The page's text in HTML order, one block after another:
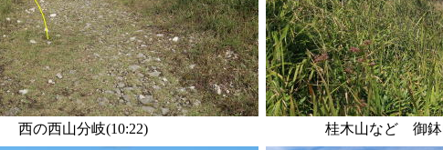
西の西山分岐(10:22) 桂木山など 御鉢